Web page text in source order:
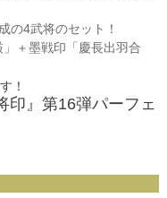
の4武将のセット！
＋墨戦印「慶長出羽合
！
印』第16弾パーフェ